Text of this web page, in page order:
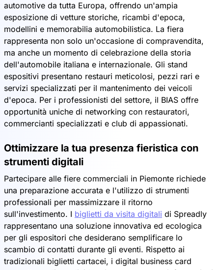
automotive da tutta Europa, offrendo un'ampia
esposizione di vetture storiche, ricambi d'epoca,
modellini e memorabilia automobilistica. La fiera
rappresenta non solo un'occasione di compravendita,
ma anche un momento di celebrazione della storia
dell'automobile italiana e internazionale. Gli stand
espositivi presentano restauri meticolosi, pezzi rari e
servizi specializzati per il mantenimento dei veicoli
d'epoca. Per i professionisti del settore, il BIAS offre
opportunità uniche di networking con restauratori,
commercianti specializzati e club di appassionati.
Ottimizzare la tua presenza fieristica con
strumenti digitali
Partecipare alle fiere commerciali in Piemonte richiede
una preparazione accurata e l'utilizzo di strumenti
professionali per massimizzare il ritorno
sull'investimento. I biglietti da visita digitali di Spreadly
rappresentano una soluzione innovativa ed ecologica
per gli espositori che desiderano semplificare lo
scambio di contatti durante gli eventi. Rispetto ai
tradizionali biglietti cartacei, i digital business card